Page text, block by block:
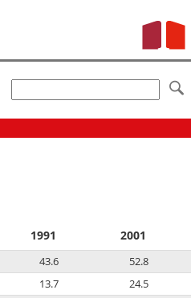
1991 2001
43.6 52.8
13.7 24.5